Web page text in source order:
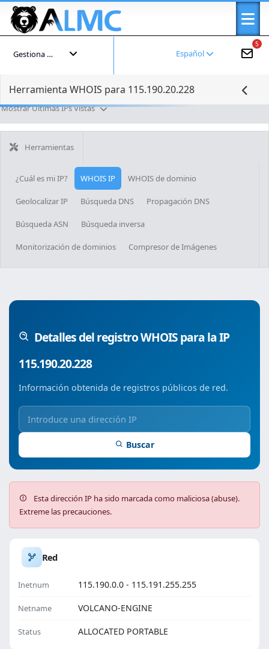
5
Español
Gestiona tu cuenta
Herramienta WHOIS para 115.190.20.228
Mostrar Últimas IPs Vistas
Herramientas
¿Cuál es mi IP? WHOIS IP WHOIS de dominio
Geolocalizar IP Búsqueda DNS Propagación DNS
Búsqueda ASN Búsqueda inversa
Monitorización de dominios Compresor de Imágenes
Detalles del registro WHOIS para la IP
115.190.20.228
Información obtenida de registros públicos de red.
Buscar
Esta dirección IP ha sido marcada como maliciosa (abuse).
Extreme las precauciones.
Red
Inetnum 115.190.0.0 - 115.191.255.255
Netname VOLCANO-ENGINE
Status ALLOCATED PORTABLE